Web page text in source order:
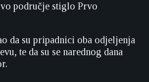
područje stiglo Prvo
da su pripadnici oba odjeljenja
te da su se narednog dana